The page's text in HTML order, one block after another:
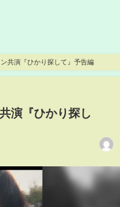
共演『ひかり探して』予告編
演『ひかり探し